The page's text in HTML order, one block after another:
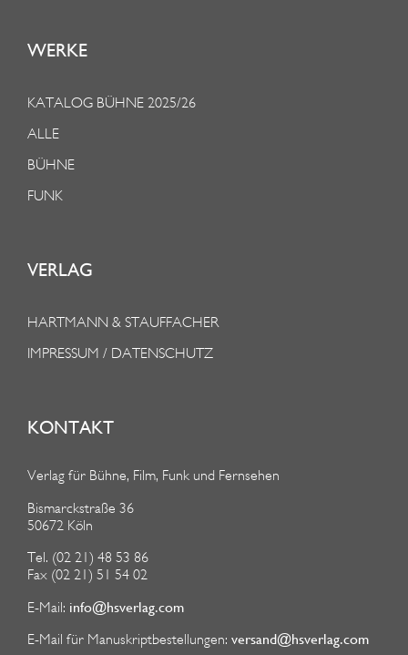
WERKE
KATALOG BÜHNE 2025/26
ALLE
BÜHNE
FUNK
VERLAG
HARTMANN & STAUFFACHER
IMPRESSUM / DATENSCHUTZ
KONTAKT
Verlag für Bühne, Film, Funk und Fernsehen
Bismarckstraße 36
50672 Köln
Tel. (02 21) 48 53 86
Fax (02 21) 51 54 02
E-Mail: info@hsverlag.com
E-Mail für Manuskriptbestellungen: versand@hsverlag.com